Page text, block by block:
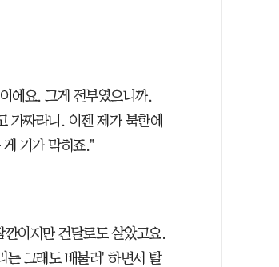
에요. 그게 전부였으니까.
가짜라니. 이젠 제가 북한에
기가 막히죠."
이지만 건달로도 살았고요.
는 그래도 배불러' 하면서 탈